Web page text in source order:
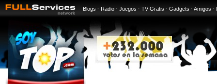
Blogs · Radio · Juegos · TV Gratis · Gadgets · Amigos ·